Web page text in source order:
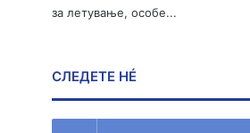
за летување, особе...
СЛЕДЕТЕ НÉ